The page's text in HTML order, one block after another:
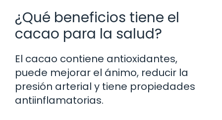
¿Qué beneficios tiene el
cacao para la salud?
El cacao contiene antioxidantes,
puede mejorar el ánimo, reducir la
presión arterial y tiene propiedades
antiinflamatorias.